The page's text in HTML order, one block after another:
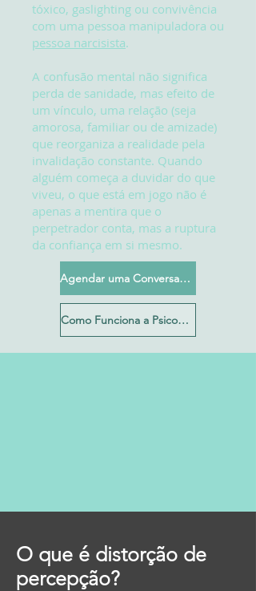
tóxico, gaslighting ou convivência
com uma pessoa manipuladora ou
pessoa narcisista.
A confusão mental não significa
perda de sanidade, mas efeito de
um vínculo, uma relação (seja
amorosa, familiar ou de amizade)
que reorganiza a realidade pela
invalidação constante. Quando
alguém começa a duvidar do que
viveu, o que está em jogo não é
apenas a mentira que o
perpetrador conta, mas a ruptura
da confiança em si mesmo.
Agendar uma Conversa Inicial
Como Funciona a Psicoterapia?
O que é distorção de
percepção?